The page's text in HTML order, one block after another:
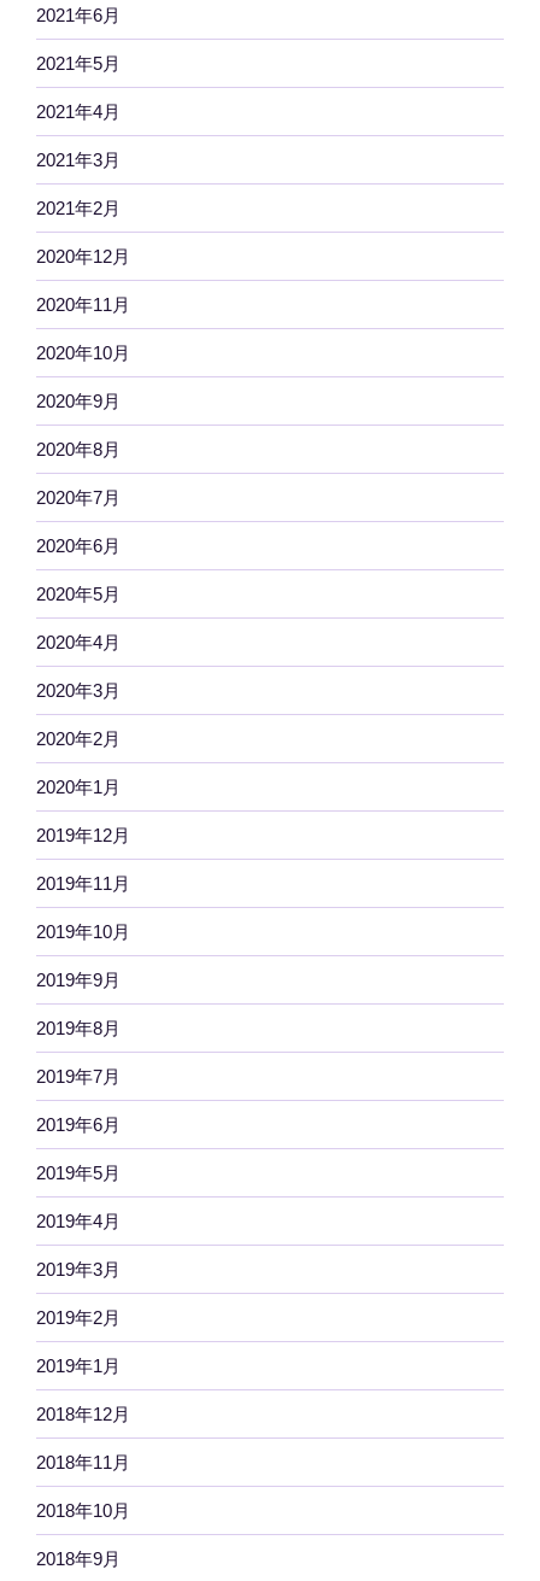
2021年6月
2021年5月
2021年4月
2021年3月
2021年2月
2020年12月
2020年11月
2020年10月
2020年9月
2020年8月
2020年7月
2020年6月
2020年5月
2020年4月
2020年3月
2020年2月
2020年1月
2019年12月
2019年11月
2019年10月
2019年9月
2019年8月
2019年7月
2019年6月
2019年5月
2019年4月
2019年3月
2019年2月
2019年1月
2018年12月
2018年11月
2018年10月
2018年9月